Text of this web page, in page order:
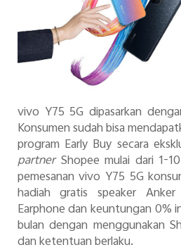
vivo Y75 5G dipasarkan
Konsumen sudah bisa
program Early Buy secara
partner Shopee mulai dari 1-
pemesanan vivo Y75 5G
hadiah gratis speaker
Earphone dan keuntungan 0%
bulan dengan menggunakan
dan ketentuan berlaku.